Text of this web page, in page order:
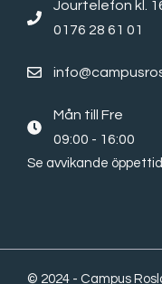
Jourtelefon kl.
0176 28 61 01
Mån till Fre
09:00 - 16:00
Se avvikande
© 2024 - Campus